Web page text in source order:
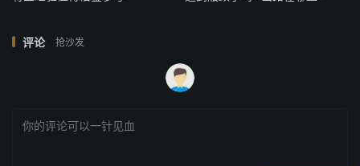
评论 抢沙发